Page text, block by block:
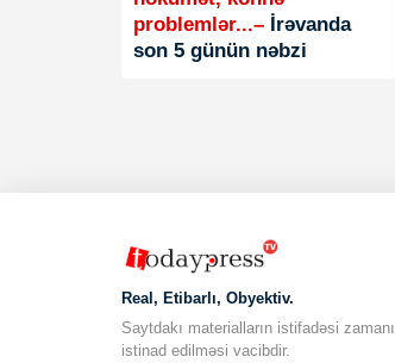
problemlər...– İrəvanda
son 5 günün nəbzi
Real, Etibarlı, Obyektiv.
Saytdakı materialların istifadəsi zamanı
istinad edilməsi vacibdir.